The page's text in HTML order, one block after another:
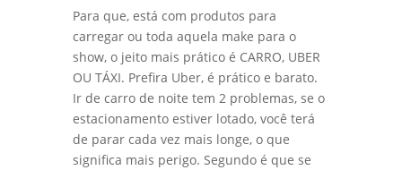
Para que, está com produtos para
carregar ou toda aquela make para o
show, o jeito mais prático é CARRO, UBER
OU TÁXI. Prefira Uber, é prático e barato.
Ir de carro de noite tem 2 problemas, se o
estacionamento estiver lotado, você terá
de parar cada vez mais longe, o que
significa mais perigo. Segundo é que se